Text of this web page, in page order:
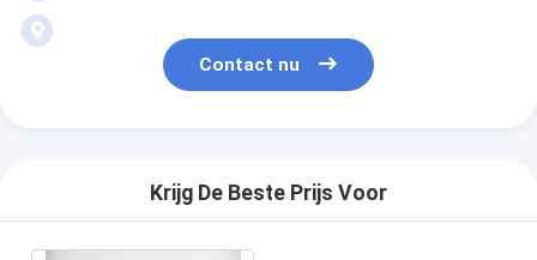
Contact nu
Krijg De Beste Prijs Voor